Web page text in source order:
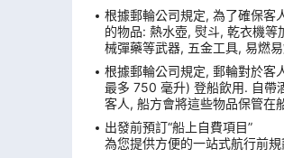
根據郵輪公司規定, 為了確保客
的物品: 熱水壺, 熨斗, 乾衣機
械彈藥等武器, 五金工具, 易燃
根據郵輪公司規定, 郵輪對於客
最多 750 毫升) 登船飲用. 自帶
客人, 船方會將這些物品保管在
出發前預訂“船上自費項目”
為您提供方便的一站式航行前